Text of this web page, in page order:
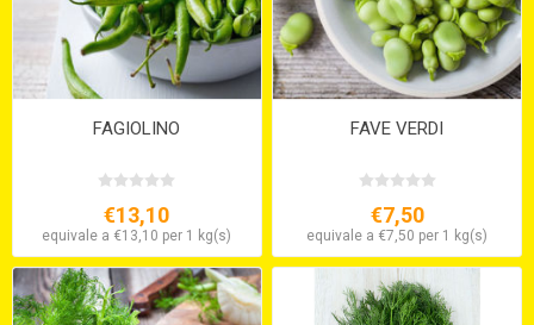
FAGIOLINO
€13,10
equivale a €13,10 per 1 kg(s)
FAVE VERDI
€7,50
equivale a €7,50 per 1 kg(s)